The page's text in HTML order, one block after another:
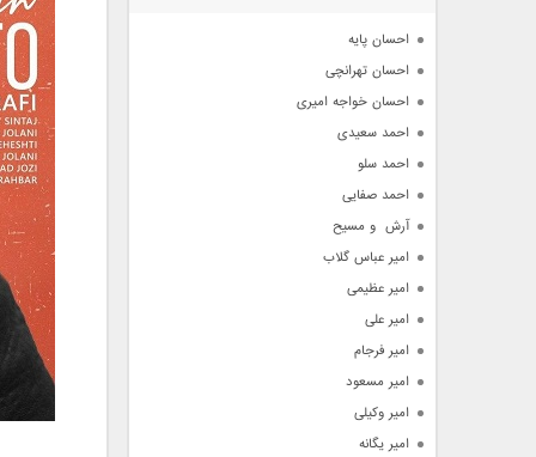
احسان پایه
احسان تهرانچی
احسان خواجه امیری
احمد سعیدی
احمد سلو
احمد صفایی
آرش  و مسیح
امیر عباس گلاب
امیر عظیمی
امیر علی
امیر فرجام
امیر مسعود
امیر وکیلی
امیر یگانه